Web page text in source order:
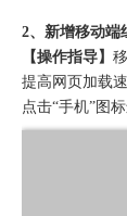
2、新增移动端
【操作指导】
提高网页加载
点击“手机”图